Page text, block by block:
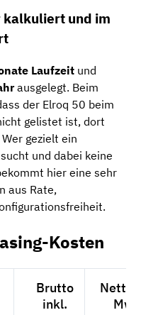
kalkuliert und im
Laufzeit und
ausgelegt. Beim
der Elroq 50 beim
gelistet ist, dort
Wer gezielt ein
und dabei keine
hier eine sehr
aus Rate,
Kosten
Brutto
inkl.
Netto
MwSt.